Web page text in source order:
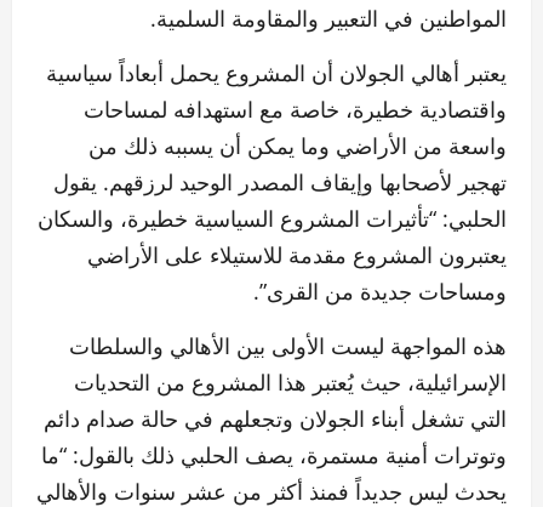
المواطنين في التعبير والمقاومة السلمية.
يعتبر أهالي الجولان أن المشروع يحمل أبعاداً سياسية
واقتصادية خطيرة، خاصة مع استهدافه لمساحات
واسعة من الأراضي وما يمكن أن يسببه ذلك من
تهجير لأصحابها وإيقاف المصدر الوحيد لرزقهم. يقول
الحلبي: “تأثيرات المشروع السياسية خطيرة، والسكان
يعتبرون المشروع مقدمة للاستيلاء على الأراضي
ومساحات جديدة من القرى”.
هذه المواجهة ليست الأولى بين الأهالي والسلطات
الإسرائيلية، حيث يُعتبر هذا المشروع من التحديات
التي تشغل أبناء الجولان وتجعلهم في حالة صدام دائم
وتوترات أمنية مستمرة، يصف الحلبي ذلك بالقول: “ما
يحدث ليس جديداً فمنذ أكثر من عشر سنوات والأهالي